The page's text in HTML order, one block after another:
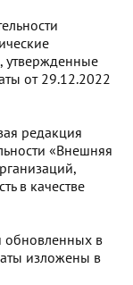
утвержденные
от 29.12.2022
редакция
«Внешняя
в качестве
обновленных в
изложены в